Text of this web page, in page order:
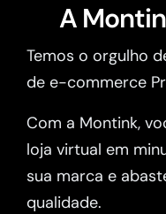
A
Temos o orgulho
de e-commerce
Com a Montink,
loja virtual em
sua marca e
qualidade.